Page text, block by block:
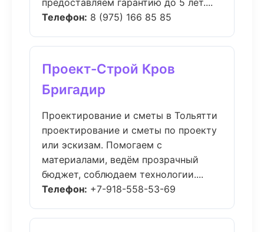
предоставляем гарантию до 5 лет....
Телефон: 8 (975) 166 85 85
Проект-Строй Кров
Бригадир
Проектирование и сметы в Тольятти
проектирование и сметы по проекту
или эскизам. Помогаем с
материалами, ведём прозрачный
бюджет, соблюдаем технологии....
Телефон: +7-918-558-53-69